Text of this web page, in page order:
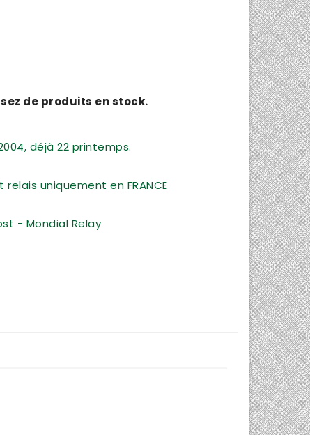
de produits en stock.
déjà 22 printemps.
uniquement en FRANCE
- Mondial Relay